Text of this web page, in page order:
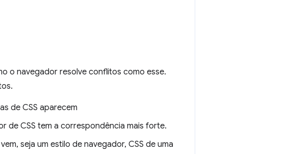
o navegador resolve conflitos como esse.
de CSS aparecem
de CSS tem a correspondência mais forte.
seja um estilo de navegador, CSS de uma